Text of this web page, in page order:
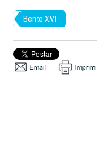
Bento XVI